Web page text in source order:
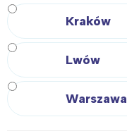
Kraków
Lwów
Warszawa